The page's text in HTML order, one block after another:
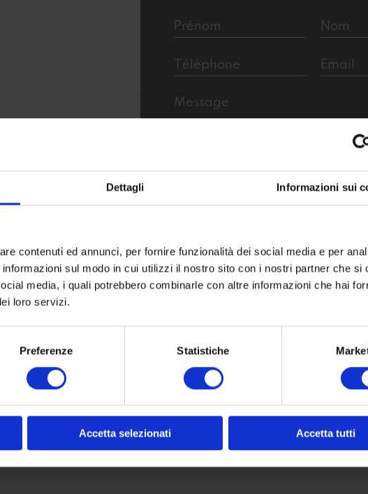
Dettagli Informazioni sui
contenuti ed annunci, per fornire funzionalità dei social media e per
sul modo in cui utilizzi il nostro sito con i nostri partner che si
media, i quali potrebbero combinarle con altre informazioni che hai
loro servizi.
Preferenze Statistiche
Accetta selezionati Accetta tutti
UGS :P 22 L
BIANCO, Res-Polaris-Marrone-2938-Ebony, Res-Polaris-